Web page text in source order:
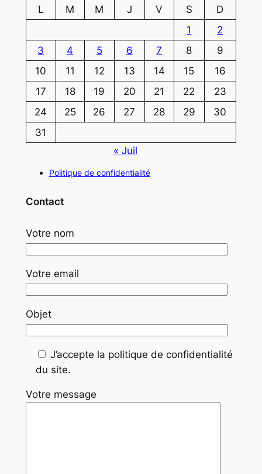
L
M M J V S
D
1
2
3
4 5 6 7 8
9
10
11 12 13 14 15
16
17
18 19 20 21 22
23
24
25 26 27 28 29
30
31
« Juil
Politique de confidentialité
Contact
Votre nom
Votre email
Objet
J’accepte la politique de confidentialité
du site.
Votre message